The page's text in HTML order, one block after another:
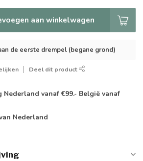
aan winkelwagen
de eerste drempel (begane grond)
Deel dit product
Nederland vanaf €99.- België vanaf
Nederland